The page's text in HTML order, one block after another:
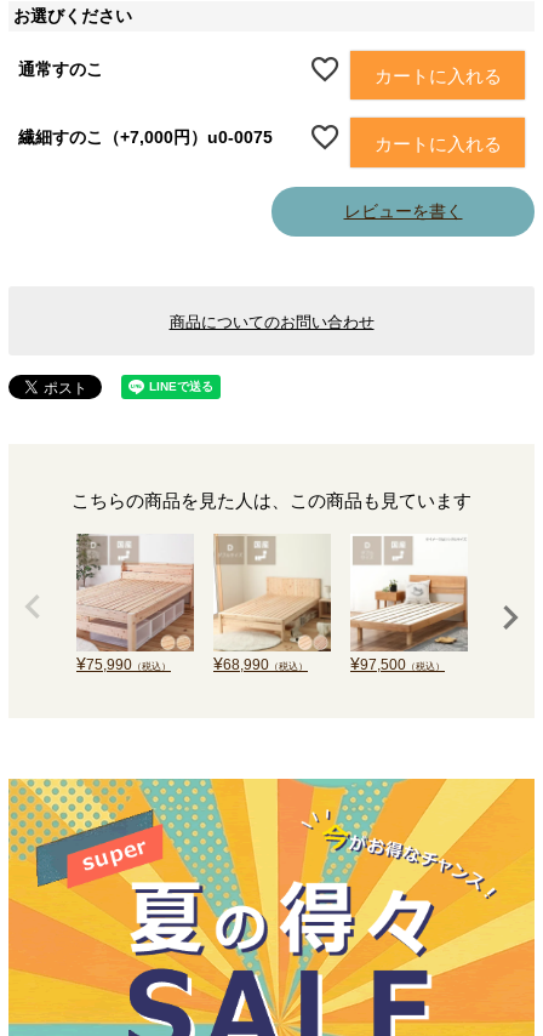
お選びください
通常すのこ カートに入れる
繊細すのこ（+7,000円）u0-0075 カートに入れる
レビューを書く
商品についてのお問い合わせ
こちらの商品を見た人は、この商品も見ています
¥75,990 （税込） ¥68,990 （税込） ¥97,500 （税込）